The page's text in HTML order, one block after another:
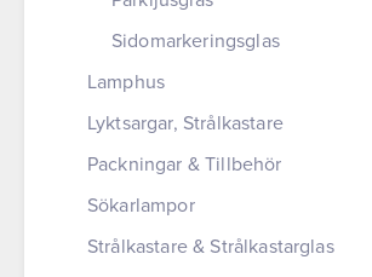
Sidomarkeringsglas
Lamphus
Lyktsargar, Strålkastare
Packningar & Tillbehör
Sökarlampor
Strålkastare & Strålkastarglas